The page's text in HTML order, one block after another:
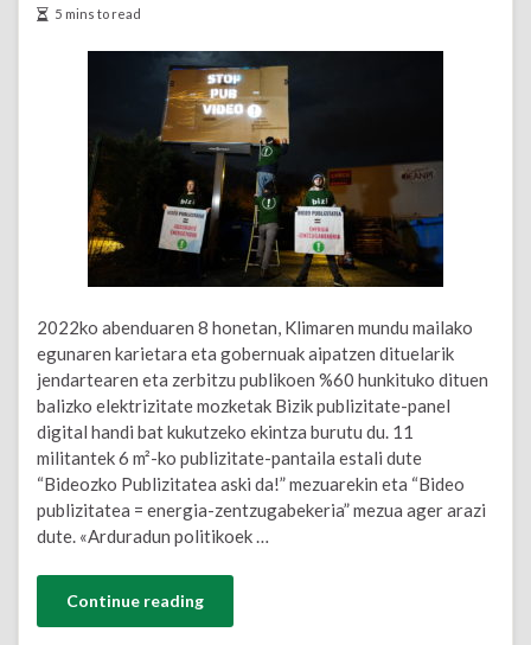
5 mins to read
2022ko abenduaren 8 honetan, Klimaren mundu mailako
egunaren karietara eta gobernuak aipatzen dituelarik
jendartearen eta zerbitzu publikoen %60 hunkituko dituen
balizko elektrizitate mozketak Bizik publizitate-panel
digital handi bat kukutzeko ekintza burutu du. 11
militantek 6 m²-ko publizitate-pantaila estali dute
“Bideozko Publizitatea aski da!” mezuarekin eta “Bideo
publizitatea = energia-zentzugabekeria” mezua ager arazi
dute. «Arduradun politikoek …
Continue reading